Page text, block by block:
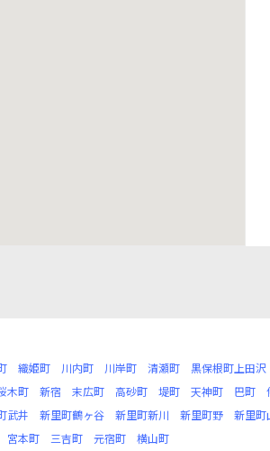
織姫町 川内町 川岸町 清瀬町 黒保根町上田沢
木町 新宿 末広町 高砂町 堤町 天神町 巴町
武井 新里町鶴ヶ谷 新里町新川 新里町野 新里町
宮本町 三吉町 元宿町 横山町